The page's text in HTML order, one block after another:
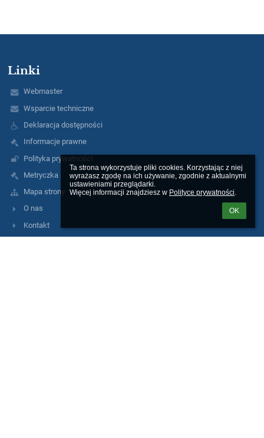
Ta strona wykorzystuje pliki cookies. Korzystając z niej
wyrażasz zgodę na ich używanie, zgodnie z aktualnymi
ustawieniami przeglądarki.
Więcej informacji znajdziesz w Polityce prywatności.
OK
Linki
Webmaster
Wsparcie techniczne
Deklaracja dostępności
Informacje prawne
Polityka prywatności
Metryczka
Mapa strony
O nas
Kontakt